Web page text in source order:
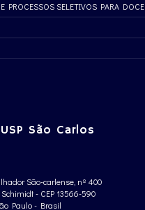
PROCESSOS SELETIVOS PARA
São Carlos
São-carlense, nº 400
- CEP 13566-590
Paulo - Brasil